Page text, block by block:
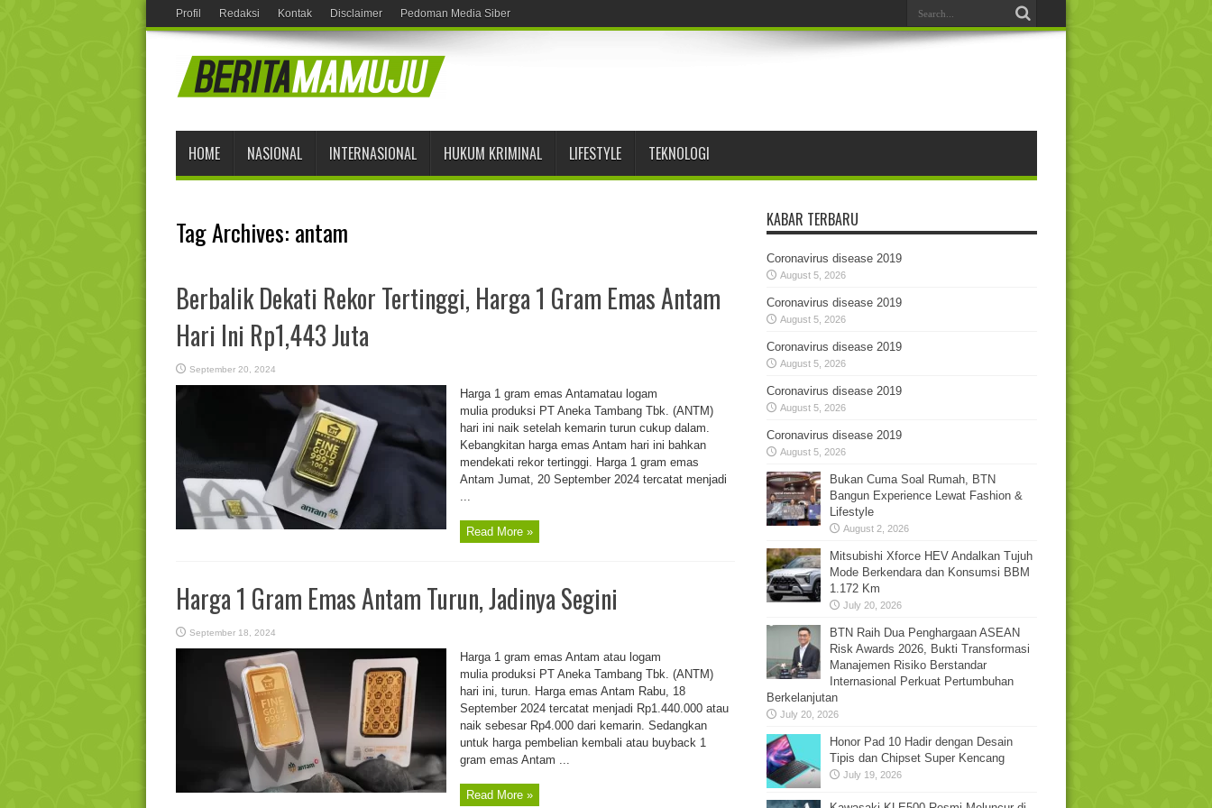
Profil Redaksi Kontak Disclaimer Pedoman Media Siber
HOME NASIONAL INTERNASIONAL HUKUM KRIMINAL LIFESTYLE TEKNOLOGI
Tag Archives: antam
Berbalik Dekati Rekor Tertinggi, Harga 1 Gram Emas Antam
Hari Ini Rp1,443 Juta
September 20, 2024
Harga 1 gram emas Antamatau logam
mulia produksi PT Aneka Tambang Tbk. (ANTM)
hari ini naik setelah kemarin turun cukup dalam.
Kebangkitan harga emas Antam hari ini bahkan
mendekati rekor tertinggi. Harga 1 gram emas
Antam Jumat, 20 September 2024 tercatat menjadi
...
Read More »
Harga 1 Gram Emas Antam Turun, Jadinya Segini
September 18, 2024
Harga 1 gram emas Antam atau logam
mulia produksi PT Aneka Tambang Tbk. (ANTM)
hari ini, turun. Harga emas Antam Rabu, 18
September 2024 tercatat menjadi Rp1.440.000 atau
naik sebesar Rp4.000 dari kemarin. Sedangkan
untuk harga pembelian kembali atau buyback 1
gram emas Antam ...
Read More »
KABAR TERBARU
Coronavirus disease 2019
August 5, 2026
Coronavirus disease 2019
August 5, 2026
Coronavirus disease 2019
August 5, 2026
Coronavirus disease 2019
August 5, 2026
Coronavirus disease 2019
August 5, 2026
Bukan Cuma Soal Rumah, BTN
Bangun Experience Lewat Fashion &
Lifestyle
August 2, 2026
Mitsubishi Xforce HEV Andalkan Tujuh
Mode Berkendara dan Konsumsi BBM
1.172 Km
July 20, 2026
BTN Raih Dua Penghargaan ASEAN
Risk Awards 2026, Bukti Transformasi
Manajemen Risiko Berstandar
Internasional Perkuat Pertumbuhan
Berkelanjutan
July 20, 2026
Honor Pad 10 Hadir dengan Desain
Tipis dan Chipset Super Kencang
July 19, 2026